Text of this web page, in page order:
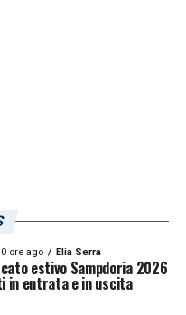
, centrocampista
Sampdoria dal
ore ago Elia Serra
estivo Sampdoria 2026
in entrata e in uscita